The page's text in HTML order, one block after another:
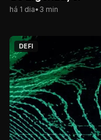
há 1 dia• 3 min
DEFI